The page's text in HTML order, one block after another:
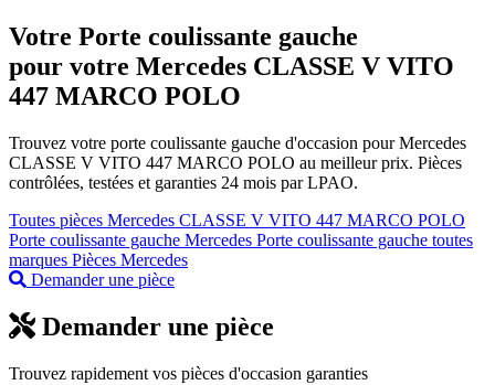
Votre Porte coulissante gauche
pour votre Mercedes CLASSE V VITO
447 MARCO POLO
Trouvez votre porte coulissante gauche d'occasion pour Mercedes
CLASSE V VITO 447 MARCO POLO au meilleur prix. Pièces
contrôlées, testées et garanties 24 mois par LPAO.
Toutes pièces Mercedes CLASSE V VITO 447 MARCO POLO
Porte coulissante gauche Mercedes Porte coulissante gauche toutes
marques Pièces Mercedes
Demander une pièce
Demander une pièce
Trouvez rapidement vos pièces d'occasion garanties